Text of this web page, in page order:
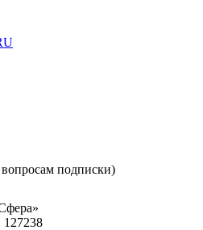
подписки)
127238